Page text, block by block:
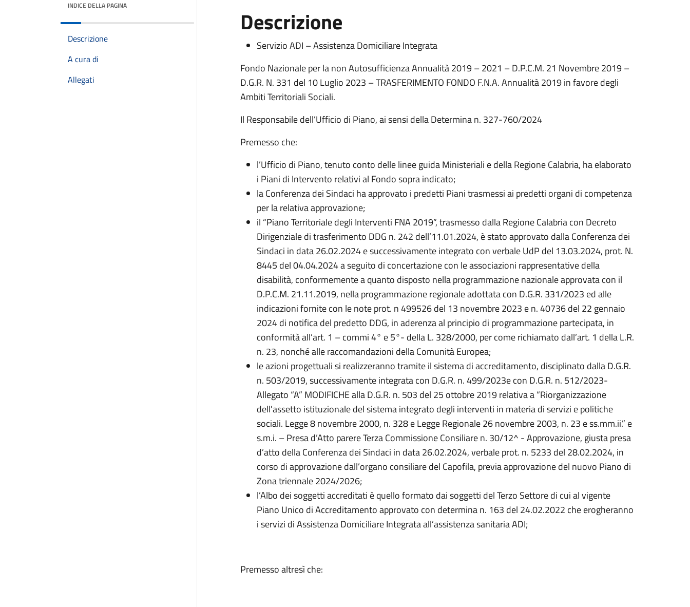
INDICE DELLA PAGINA
Descrizione
A cura di
Allegati
Descrizione
Servizio ADI – Assistenza Domiciliare Integrata
Fondo Nazionale per la non Autosufficienza Annualità 2019 – 2021 – D.P.C.M. 21 Novembre 2019 –
D.G.R. N. 331 del 10 Luglio 2023 – TRASFERIMENTO FONDO F.N.A. Annualità 2019 in favore degli
Ambiti Territoriali Sociali.
Il Responsabile dell’Ufficio di Piano, ai sensi della Determina n. 327-760/2024
Premesso che:
l’Ufficio di Piano, tenuto conto delle linee guida Ministeriali e della Regione Calabria, ha elaborato
i Piani di Intervento relativi al Fondo sopra indicato;
la Conferenza dei Sindaci ha approvato i predetti Piani trasmessi ai predetti organi di competenza
per la relativa approvazione;
il “Piano Territoriale degli Interventi FNA 2019”, trasmesso dalla Regione Calabria con Decreto
Dirigenziale di trasferimento DDG n. 242 dell’11.01.2024, è stato approvato dalla Conferenza dei
Sindaci in data 26.02.2024 e successivamente integrato con verbale UdP del 13.03.2024, prot. N.
8445 del 04.04.2024 a seguito di concertazione con le associazioni rappresentative della
disabilità, conformemente a quanto disposto nella programmazione nazionale approvata con il
D.P.C.M. 21.11.2019, nella programmazione regionale adottata con D.G.R. 331/2023 ed alle
indicazioni fornite con le note prot. n 499526 del 13 novembre 2023 e n. 40736 del 22 gennaio
2024 di notifica del predetto DDG, in aderenza al principio di programmazione partecipata, in
conformità all’art. 1 – commi 4° e 5°- della L. 328/2000, per come richiamato dall’art. 1 della L.R.
n. 23, nonché alle raccomandazioni della Comunità Europea;
le azioni progettuali si realizzeranno tramite il sistema di accreditamento, disciplinato dalla D.G.R.
n. 503/2019, successivamente integrata con D.G.R. n. 499/2023e con D.G.R. n. 512/2023-
Allegato “A” MODIFICHE alla D.G.R. n. 503 del 25 ottobre 2019 relativa a “Riorganizzazione
dell'assetto istituzionale del sistema integrato degli interventi in materia di servizi e politiche
sociali. Legge 8 novembre 2000, n. 328 e Legge Regionale 26 novembre 2003, n. 23 e ss.mm.ii.” e
s.m.i. – Presa d’Atto parere Terza Commissione Consiliare n. 30/12^ - Approvazione, giusta presa
d’atto della Conferenza dei Sindaci in data 26.02.2024, verbale prot. n. 5233 del 28.02.2024, in
corso di approvazione dall’organo consiliare del Capofila, previa approvazione del nuovo Piano di
Zona triennale 2024/2026;
l’Albo dei soggetti accreditati è quello formato dai soggetti del Terzo Settore di cui al vigente
Piano Unico di Accreditamento approvato con determina n. 163 del 24.02.2022 che erogheranno
i servizi di Assistenza Domiciliare Integrata all’assistenza sanitaria ADI;
Premesso altresì che: